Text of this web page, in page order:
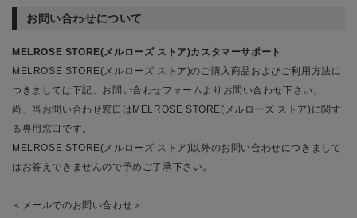
お問い合わせについて
MELROSE STORE(メルローズ ストア)カスタマーサポート
MELROSE STORE(メルローズ ストア)のご購入商品およびご利用方法に
つきましては下記、お問い合わせフォームよりお問い合わせ下さい。
尚、当お問い合わせ窓口はMELROSE STORE(メルローズ ストア)に関す
る専用窓口です。
MELROSE STORE(メルローズ ストア)以外のお問い合わせにつきまして
はお答えできませんので予めご了承下さい。
＜メールでのお問い合わせ＞